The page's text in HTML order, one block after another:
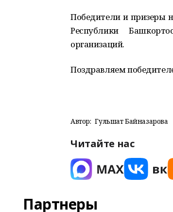
Победители и призеры
Республики
организаций.
Поздравляем
Автор: Гульшат Байназарова
Читайте нас
Партнеры